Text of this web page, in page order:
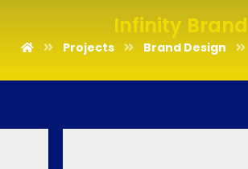
Infinity Brand
Projects Brand Design